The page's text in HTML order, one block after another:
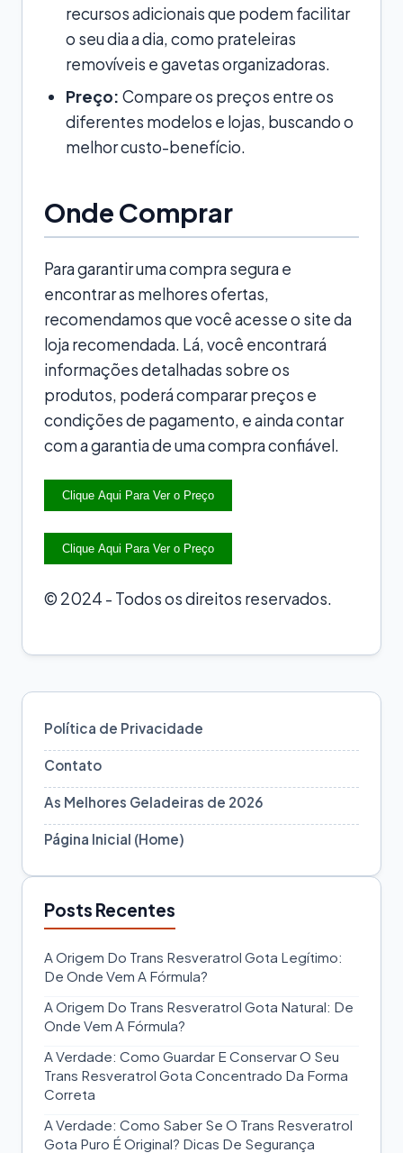
recursos adicionais que podem facilitar
o seu dia a dia, como prateleiras
removíveis e gavetas organizadoras.
Preço: Compare os preços entre os
diferentes modelos e lojas, buscando o
melhor custo-benefício.
Onde Comprar
Para garantir uma compra segura e
encontrar as melhores ofertas,
recomendamos que você acesse o site da
loja recomendada. Lá, você encontrará
informações detalhadas sobre os
produtos, poderá comparar preços e
condições de pagamento, e ainda contar
com a garantia de uma compra confiável.
Clique Aqui Para Ver o Preço
Clique Aqui Para Ver o Preço
© 2024 - Todos os direitos reservados.
Política de Privacidade
Contato
As Melhores Geladeiras de 2026
Página Inicial (Home)
Posts Recentes
A Origem Do Trans Resveratrol Gota Legítimo:
De Onde Vem A Fórmula?
A Origem Do Trans Resveratrol Gota Natural: De
Onde Vem A Fórmula?
A Verdade: Como Guardar E Conservar O Seu
Trans Resveratrol Gota Concentrado Da Forma
Correta
A Verdade: Como Saber Se O Trans Resveratrol
Gota Puro É Original? Dicas De Segurança